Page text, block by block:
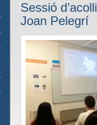
Sessió
Joan Pelegrí